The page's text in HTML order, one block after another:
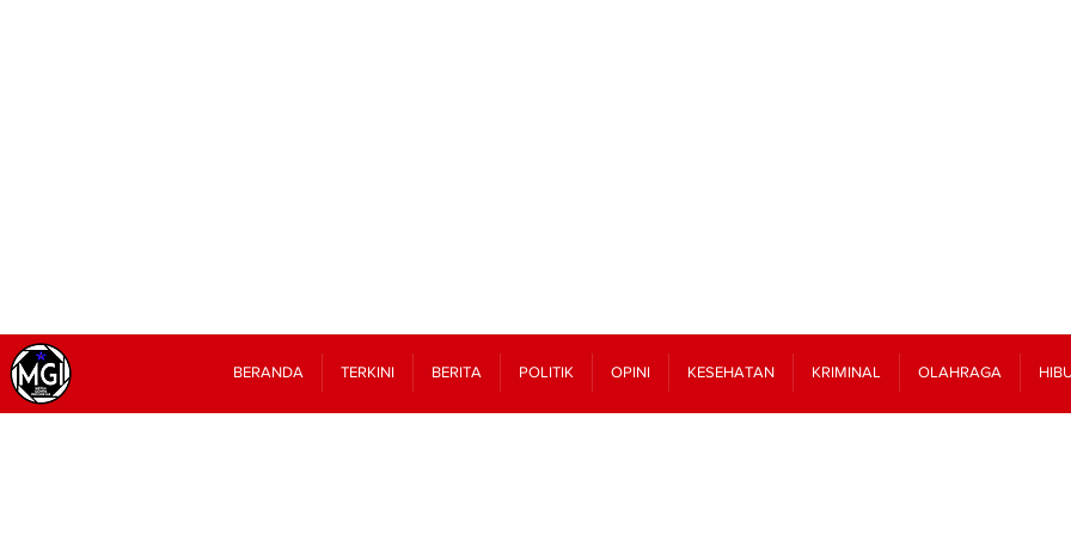
BERANDA TERKINI BERITA POLITIK OPINI KESEHATAN KRIMINAL OLAHRAGA